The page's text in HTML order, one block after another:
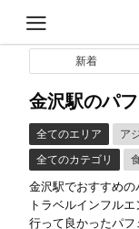
新着
金沢駅のパ
全てのエリア ア
全てのカテゴリ
金沢駅でおすすめ
トラベルインフル
行って良かったパ